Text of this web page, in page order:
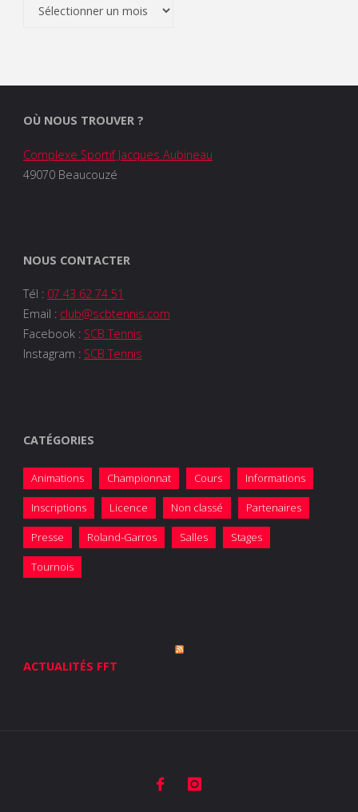
OÙ NOUS TROUVER ?
Complexe Sportif Jacques Aubineau
49070 Beaucouzé
NOUS CONTACTER
Tél : 07 43 62 74 51
Email : club@scbtennis.com
Facebook : SCB Tennis
Instagram : SCB Tennis
CATÉGORIES
Animations Championnat Cours Informations
Inscriptions Licence Non classé Partenaires
Presse Roland-Garros Salles Stages
Tournois
ACTUALITÉS FFT